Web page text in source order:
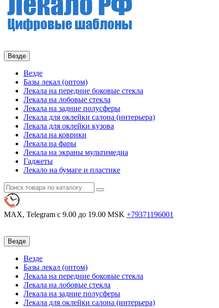
Везде
Везде
Базы лекал (оптом)
Лекала на передние боковые стекла
Лекала на лобовые стекла
Лекала на задние полусферы
Лекала для оклейки салона (интерьера)
Лекала для оклейки кузова
Лекала на коврики
Лекала на фары
Лекала на экраны мультимедиа
Гаджеты
Лекало на бумаге и пластике
MAX, Telegram с 9.00 до 19.00 MSK +79371196001
Везде
Везде
Базы лекал (оптом)
Лекала на передние боковые стекла
Лекала на лобовые стекла
Лекала на задние полусферы
Лекала для оклейки салона (интерьера)